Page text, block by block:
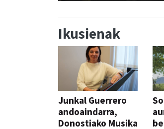
Ikusienak
Junkal Guerrero
andoaindarra,
Donostiako Musika